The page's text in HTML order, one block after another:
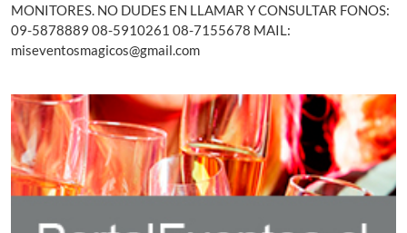
MONITORES. NO DUDES EN LLAMAR Y CONSULTAR FONOS:
09-5878889 08-5910261 08-7155678 MAIL:
miseventosmagicos@gmail.com